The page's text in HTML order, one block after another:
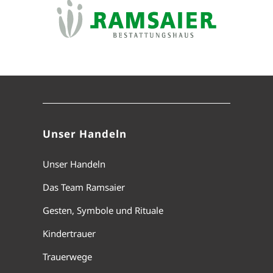
Unser Handeln
Unser Handeln
Das Team Ramsaier
Gesten, Symbole und Rituale
Kindertrauer
Trauerwege